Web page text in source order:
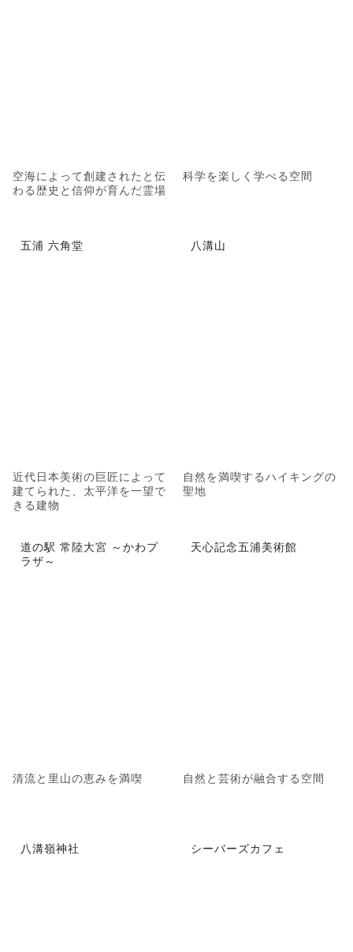
空海によって創建されたと伝
わる歴史と信仰が育んだ霊場
科学を楽しく学べる空間
五浦 六角堂
近代日本美術の巨匠によって
建てられた、太平洋を一望で
きる建物
八溝山
自然を満喫するハイキングの
聖地
道の駅 常陸大宮 ～かわプ
ラザ～
清流と里山の恵みを満喫
天心記念五浦美術館
自然と芸術が融合する空間
八溝嶺神社 シーバーズカフェ